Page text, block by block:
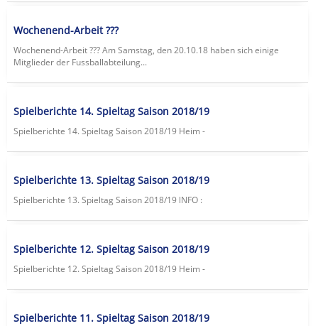
Wochenend-Arbeit ???
Wochenend-Arbeit ??? Am Samstag, den 20.10.18 haben sich einige
Mitglieder der Fussballabteilung...
Spielberichte 14. Spieltag Saison 2018/19
Spielberichte 14. Spieltag Saison 2018/19 Heim -
Spielberichte 13. Spieltag Saison 2018/19
Spielberichte 13. Spieltag Saison 2018/19 lNFO :
Spielberichte 12. Spieltag Saison 2018/19
Spielberichte 12. Spieltag Saison 2018/19 Heim -
Spielberichte 11. Spieltag Saison 2018/19